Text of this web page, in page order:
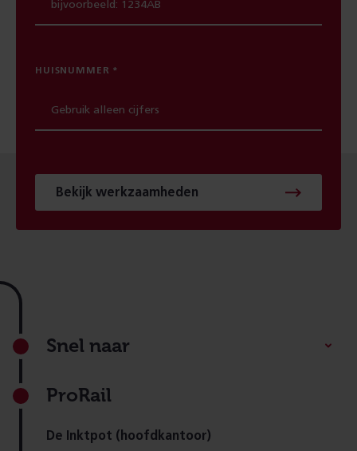
HUISNUMMER
Bekijk werkzaamheden
Footer
Snel naar
ProRail
De Inktpot (hoofdkantoor)